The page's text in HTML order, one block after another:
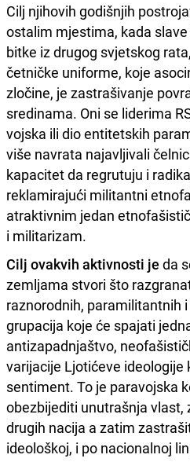
Cilj njihovih godišnjih
ostalim mjestima, kada
bitke iz drugog svjetskog
četničke uniforme, koje
zločine, je zastrašivanje
sredinama. Oni se liderima
vojska ili dio entitetskih
više navrata najavljivali
kapacitet da regrutuju i
reklamirajući militantni
atraktivnim jedan
i militarizam.
Cilj ovakvih aktivnosti je da
zemljama stvori što
raznorodnih, paramilitantnih
grupacija koje će spajati
antizapadnjaštvo,
varijacije Ljotićeve ideologije
sentiment. To je paravojska
obezbijediti unutrašnja vlast,
drugih nacija a zatim
ideološkoj, i po nacionalnoj